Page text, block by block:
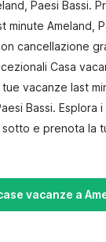
Paesi Bassi.
minute Ameland,
cancellazione
Casa
vacanze last
Bassi. Esplora
e prenota la
vacanze a